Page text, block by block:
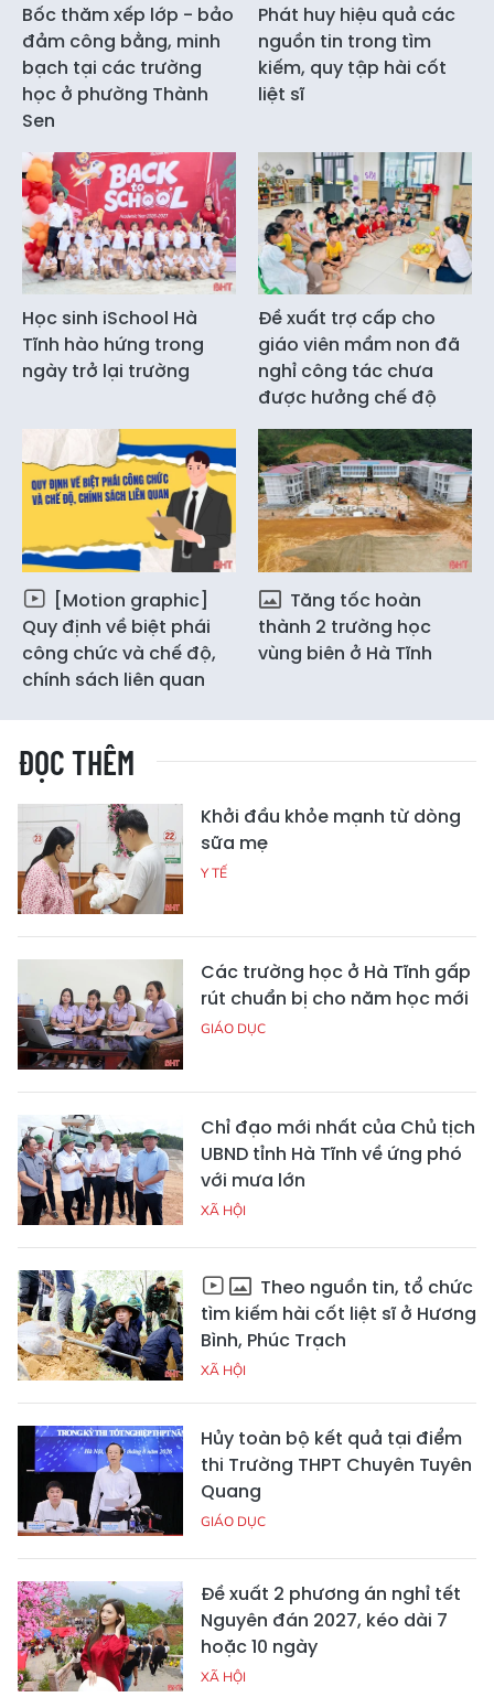
Bốc thăm xếp lớp - bảo
đảm công bằng, minh
bạch tại các trường
học ở phường Thành
Sen
Phát huy hiệu quả các
nguồn tin trong tìm
kiếm, quy tập hài cốt
liệt sĩ
Học sinh iSchool Hà
Tĩnh hào hứng trong
ngày trở lại trường
Đề xuất trợ cấp cho
giáo viên mầm non đã
nghỉ công tác chưa
được hưởng chế độ
[Motion graphic]
Quy định về biệt phái
công chức và chế độ,
chính sách liên quan
Tăng tốc hoàn
thành 2 trường học
vùng biên ở Hà Tĩnh
ĐỌC THÊM
Khởi đầu khỏe mạnh từ dòng
sữa mẹ
Y TẾ
Các trường học ở Hà Tĩnh gấp
rút chuẩn bị cho năm học mới
GIÁO DỤC
Chỉ đạo mới nhất của Chủ tịch
UBND tỉnh Hà Tĩnh về ứng phó
với mưa lớn
XÃ HỘI
Theo nguồn tin, tổ chức
tìm kiếm hài cốt liệt sĩ ở Hương
Bình, Phúc Trạch
XÃ HỘI
Hủy toàn bộ kết quả tại điểm
thi Trường THPT Chuyên Tuyên
Quang
GIÁO DỤC
Đề xuất 2 phương án nghỉ tết
Nguyên đán 2027, kéo dài 7
hoặc 10 ngày
XÃ HỘI